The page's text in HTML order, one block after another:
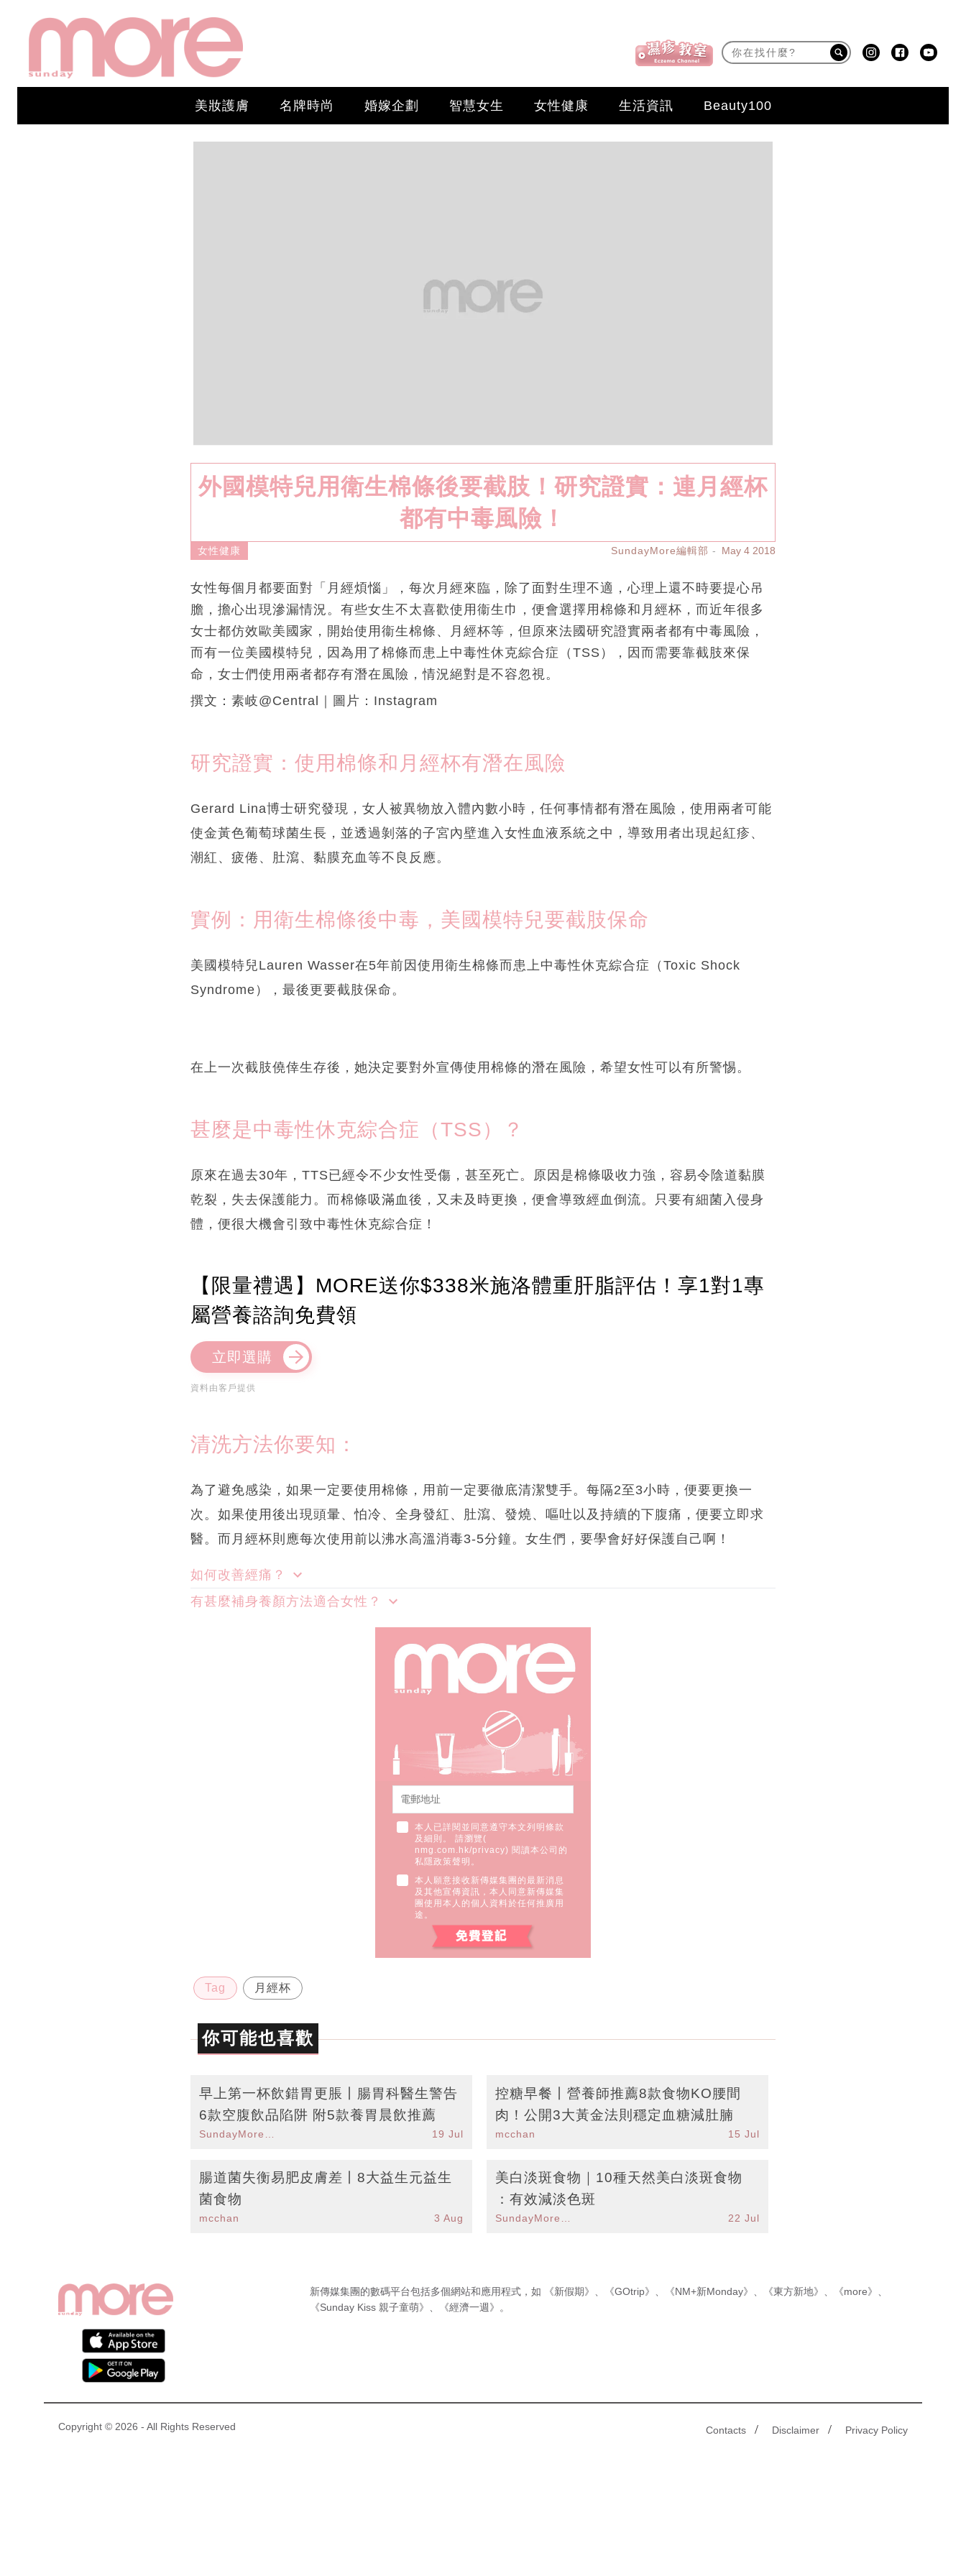
美妝護膚 名牌時尚 婚嫁企劃 智慧女生 女性健康 生活資訊 Beauty100
外國模特兒用衛生棉條後要截肢！研究證實：連月經杯
都有中毒風險！
女性健康 SundayMore編輯部 May 4 2018
女性每個月都要面對「月經煩惱」，每次月經來臨，除了面對生理不適，心理上還不時要提心吊
膽，擔心出現滲漏情況。有些女生不太喜歡使用衞生巾，便會選擇用棉條和月經杯，而近年很多
女士都仿效歐美國家，開始使用衞生棉條、月經杯等，但原來法國研究證實兩者都有中毒風險，
而有一位美國模特兒，因為用了棉條而患上中毒性休克綜合症（TSS），因而需要靠截肢來保
命，女士們使用兩者都存有潛在風險，情況絕對是不容忽視。
撰文：素岐@Central｜圖片：Instagram
研究證實：使用棉條和月經杯有潛在風險
Gerard Lina博士研究發現，女人被異物放入體內數小時，任何事情都有潛在風險，使用兩者可能
使金黃色葡萄球菌生長，並透過剝落的子宮內壁進入女性血液系統之中，導致用者出現起紅疹、
潮紅、疲倦、肚瀉、黏膜充血等不良反應。
實例：用衛生棉條後中毒，美國模特兒要截肢保命
美國模特兒Lauren Wasser在5年前因使用衛生棉條而患上中毒性休克綜合症（Toxic Shock
Syndrome），最後更要截肢保命。
在上一次截肢僥倖生存後，她決定要對外宣傳使用棉條的潛在風險，希望女性可以有所警惕。
甚麼是中毒性休克綜合症（TSS）？
原來在過去30年，TTS已經令不少女性受傷，甚至死亡。原因是棉條吸收力強，容易令陰道黏膜
乾裂，失去保護能力。而棉條吸滿血後，又未及時更換，便會導致經血倒流。只要有細菌入侵身
體，便很大機會引致中毒性休克綜合症！
【限量禮遇】MORE送你$338米施洛體重肝脂評估！享1對1專
屬營養諮詢免費領
立即選購
資料由客戶提供
清洗方法你要知：
為了避免感染，如果一定要使用棉條，用前一定要徹底清潔雙手。每隔2至3小時，便要更換一
次。如果使用後出現頭暈、怕冷、全身發紅、肚瀉、發燒、嘔吐以及持續的下腹痛，便要立即求
醫。而月經杯則應每次使用前以沸水高溫消毒3-5分鐘。女生們，要學會好好保護自己啊！
如何改善經痛？
有甚麼補身養顏方法適合女性？
本人已詳閱並同意遵守本文列明條款
及細則。 請瀏覽(
nmg.com.hk/privacy) 閱讀本公司的
私隱政策聲明。
本人願意接收新傳媒集團的最新消息
及其他宣傳資訊，本人同意新傳媒集
團使用本人的個人資料於任何推廣用
途。
Tag 月經杯
你可能也喜歡
早上第一杯飲錯胃更脹丨腸胃科醫生警告
6款空腹飲品陷阱 附5款養胃晨飲推薦
19 Jul
控糖早餐丨營養師推薦8款食物KO腰間
肉！公開3大黃金法則穩定血糖減肚腩
mcchan 15 Jul
腸道菌失衡易肥皮膚差丨8大益生元益生
菌食物
mcchan 3 Aug
美白淡斑食物｜10種天然美白淡斑食物
：有效減淡色斑
SundayMore編輯部 22 Jul
新傳媒集團的數碼平台包括多個網站和應用程式，如 《新假期》 、 《GOtrip》 、 《NM+新Monday》 、 《東方新地》 、 《more》 、
《Sunday Kiss 親子童萌》 、 《經濟一週》 。
Contacts / Disclaimer / Privacy Policy
Copyright © 2026 - All Rights Reserved